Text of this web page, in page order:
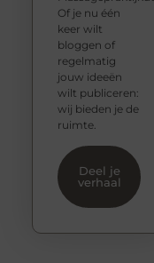
Of je nu één
keer wilt
bloggen of
regelmatig
jouw ideeën
wilt publiceren:
wij bieden je de
ruimte.
Deel je
verhaal